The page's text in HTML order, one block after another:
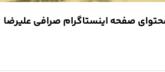
صفحه اینستاگرام صرافی علیرضا